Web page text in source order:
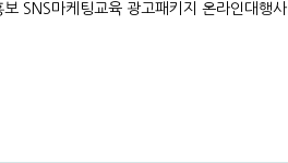
SNS마케팅교육 광고패키지 온라인대행사